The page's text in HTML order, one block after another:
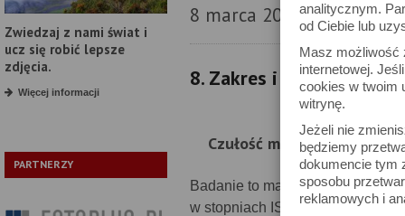
analitycznym.
od Ciebie lub
Masz możliwość
internetowej.
cookies w twoim
witrynę.
Jeżeli nie
będziemy
dokumencie tym
sposobu
reklamowych i
Zwiedzaj z nami świat i
ucz się robić lepsze
zdjęcia.
Więcej informacji
PARTNERZY
8 marca 2019
8. Zakres i dynamika
Czułość matrycy
Badanie to ma na celu
w stopniach ISO, której